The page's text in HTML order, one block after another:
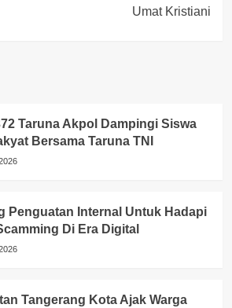
Umat Kristiani
Taruna Akpol Dampingi Siswa
Bersama Taruna TNI
Penguatan Internal Untuk Hadapi
Di Era Digital
Tangerang Kota Ajak Warga